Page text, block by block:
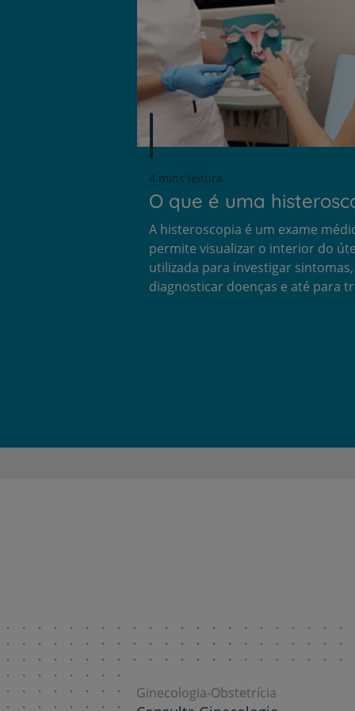
4 mins leitura
O que é uma
A histeroscopia é um exame
permite visualizar o interior do
utilizada para investigar sintomas,
diagnosticar doenças e até para
Ginecologia-Obstetrícia